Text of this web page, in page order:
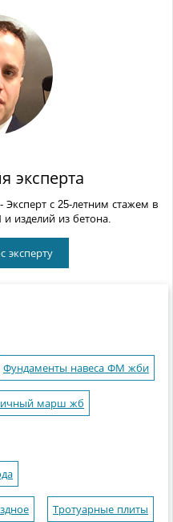
эксперта
- Эксперт с 25-летним стажем в
изделий из бетона.
эксперту
Фундаменты навеса ФМ жби
марш жб
Тротуарные плиты